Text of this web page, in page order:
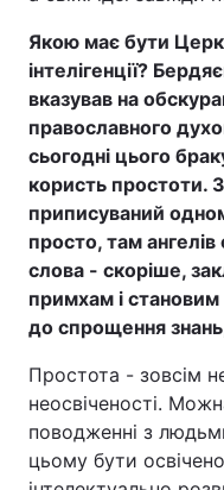
Якою має бути
інтелігенції?
вказував на
православного
сьогодні цього
користь простоти.
приписуваний
просто, там
слова - скоріше,
примхам і
до спрощення
Простота - зовсім
неосвіченості.
поводженні з
цьому бути